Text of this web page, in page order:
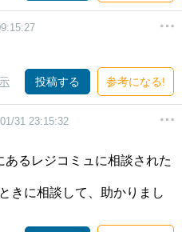
投稿する 参考になる!
31 23:15:32
るレジコミュに相談された
きに相談して、助かりまし